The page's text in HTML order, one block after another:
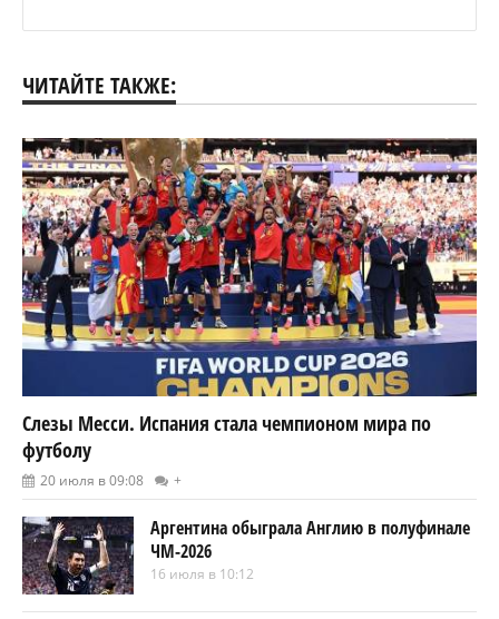
ЧИТАЙТЕ ТАКЖЕ:
Слезы Месси. Испания стала чемпионом мира по
футболу
20 июля в 09:08 +
Аргентина обыграла Англию в полуфинале
ЧМ-2026
16 июля в 10:12